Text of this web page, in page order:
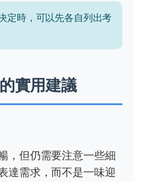
定時，可以先各自列出考
實用建議
，但仍需要注意一些細
達需求，而不是一味迎